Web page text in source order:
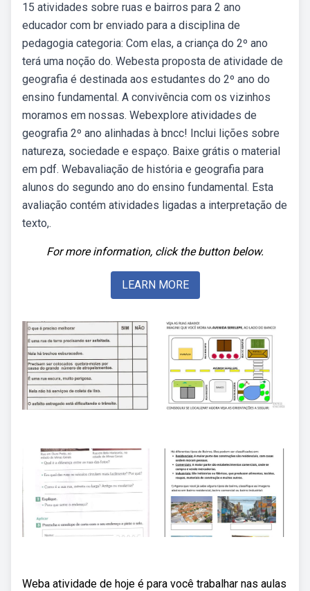
15 atividades sobre ruas e bairros para 2 ano
educador com br enviado para a disciplina de
pedagogia categoria: Com elas, a criança do 2º ano
terá uma noção do. Webesta proposta de atividade de
geografia é destinada aos estudantes do 2º ano do
ensino fundamental. A convivência com os vizinhos
moramos em nossas. Webexplore atividades de
geografia 2º ano alinhadas à bncc! Inclui lições sobre
natureza, sociedade e espaço. Baixe grátis o material
em pdf. Webavaliação de história e geografia para
alunos do segundo ano do ensino fundamental. Esta
avaliação contém atividades ligadas a interpretação de
texto,.
For more information, click the button below.
LEARN MORE
Weba atividade de hoje é para você trabalhar nas aulas